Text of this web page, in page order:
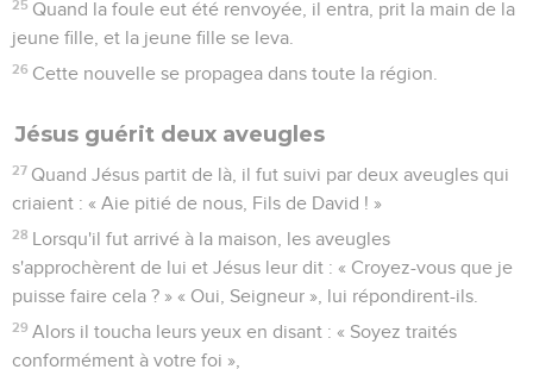
25 Quand la foule eut été renvoyée, il entra, prit la main de la
jeune fille, et la jeune fille se leva.
26 Cette nouvelle se propagea dans toute la région.
Jésus guérit deux aveugles
27 Quand Jésus partit de là, il fut suivi par deux aveugles qui
criaient : « Aie pitié de nous, Fils de David ! »
28 Lorsqu'il fut arrivé à la maison, les aveugles
s'approchèrent de lui et Jésus leur dit : « Croyez-vous que je
puisse faire cela ? » « Oui, Seigneur », lui répondirent-ils.
29 Alors il toucha leurs yeux en disant : « Soyez traités
conformément à votre foi »,